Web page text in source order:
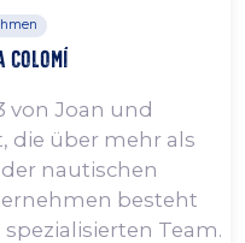
Colomí
von Joan und
die über mehr als
nautischen
besteht
Team.